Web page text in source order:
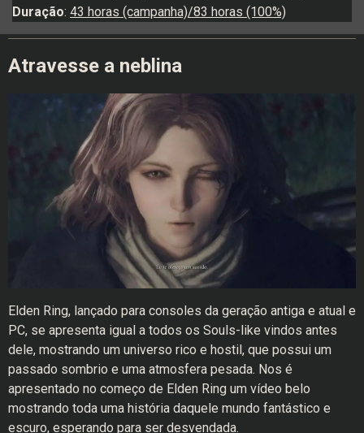
Duração: 43 horas (campanha)/83 horas (100%)
Atravesse a neblina
Elden Ring, lançado para consoles da geração antiga e atual e
PC, se apresenta igual a todos os Souls-like vindos antes
dele, mostrando um universo rico e hostil, que possui um
passado sombrio e uma atmosfera pesada. Nos é
apresentado no começo de Elden Ring um vídeo belo
mostrando toda uma história daquele mundo fantástico e
escuro, esperando para ser desvendada.